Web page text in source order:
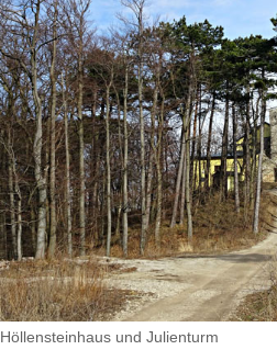
Höllensteinhaus und Julienturm